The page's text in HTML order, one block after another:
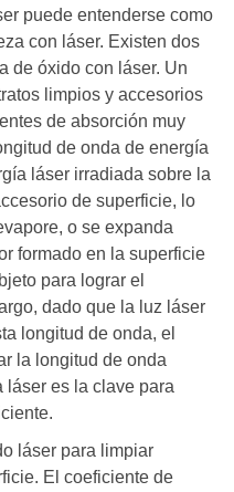
puede entenderse como
con láser. Existen dos
de óxido con láser. Un
limpios y accesorios
de absorción muy
de onda de energía
láser irradiada sobre la
de superficie, lo
o se expanda
formado en la superficie
para lograr el
dado que la luz láser
longitud de onda, el
la longitud de onda
láser es la clave para
láser para limpiar
El coeficiente de